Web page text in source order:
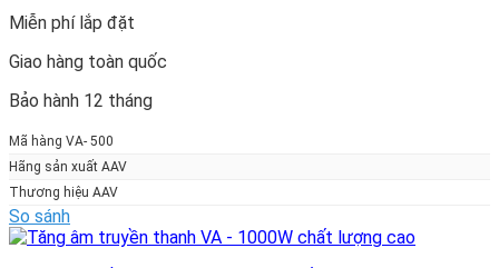
Miễn phí lắp đặt
Giao hàng toàn quốc
Bảo hành 12 tháng
Mã hàng VA- 500
Hãng sản xuất AAV
Thương hiệu AAV
So sánh